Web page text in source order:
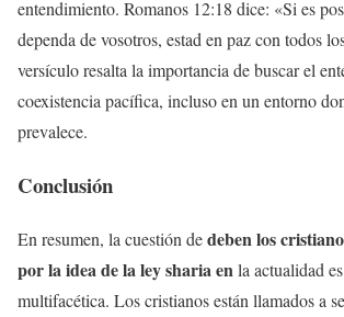
entendimiento. Romanos 12:18 dice: «Si es
dependa de vosotros, estad en paz con todos
versículo resalta la importancia de buscar el
coexistencia pacífica, incluso en un entorno
prevalece.
Conclusión
En resumen, la cuestión dedeben los
por la idea de la ley sharia enla actualidad
multifacética. Los cristianos están llamados a